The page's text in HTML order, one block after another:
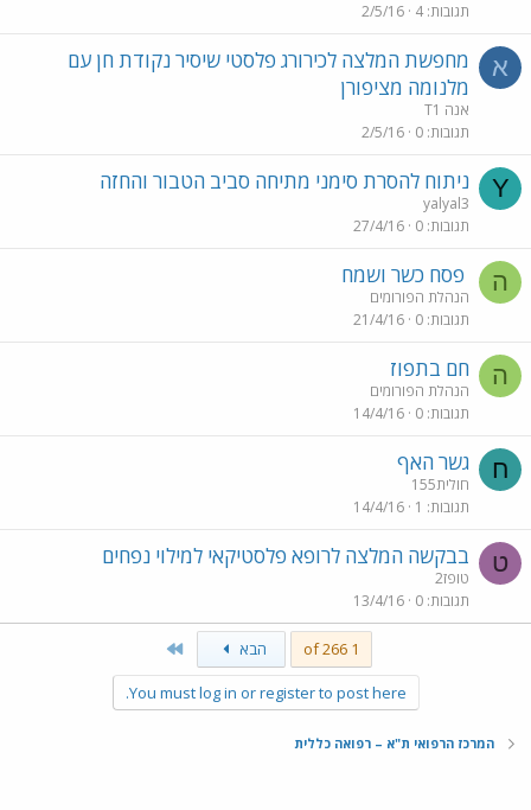
תגובות 4
2/5/16
א
מחפשת המלצה לכירורג פלסטי שיסיר נקודת חן עם
מלנומה מציפורן
אנה T1
תגובות 0
2/5/16
Y ניתוח להסרת סימני מתיחה סביב הטבור והחזה
yalyal3
תגובות 0
27/4/16
ה פסח כשר ושמח
הנהלת הפורומים
תגובות 0
21/4/16
ה חם בתפוז
הנהלת הפורומים
תגובות 0
14/4/16
ח גשר האף
חולית155
תגובות 1
14/4/16
ט בבקשה המלצה לרופא פלסטיקאי למילוי נפחים
טופז2
תגובות 0
13/4/16
1 of 266 הבא
You must log in or register to post here.
המרכז הרפואי ת"א – רפואה כללית